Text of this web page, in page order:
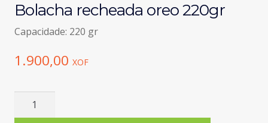
Bolacha recheada oreo 220gr
Capacidade: 220 gr
1.900,00 XOF
Quantidade